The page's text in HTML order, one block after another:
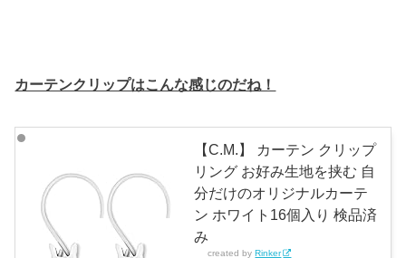
カーテンクリップはこんな感じのだね！
【C.M.】 カーテン クリップ
リング お好み生地を挟む 自
分だけのオリジナルカーテ
ン ホワイト16個入り 検品済
み
created byRinker